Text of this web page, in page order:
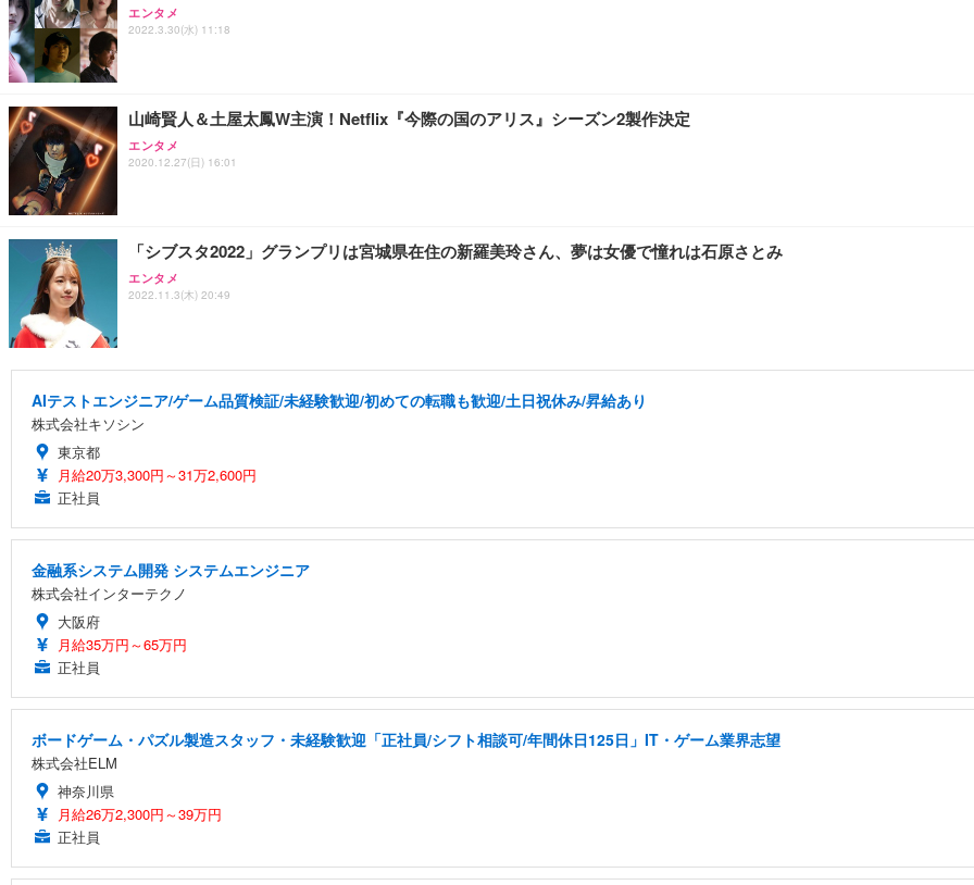
エンタメ
2022.3.30(水) 11:18
山崎賢人＆土屋太鳳W主演！Netflix『今際の国のアリス』シーズン2製作決定
エンタメ
2020.12.27(日) 16:01
「シブスタ2022」グランプリは宮城県在住の新羅美玲さん、夢は女優で憧れは石原さとみ
エンタメ
2022.11.3(木) 20:49
AIテストエンジニア/ゲーム品質検証/未経験歓迎/初めての転職も歓迎/土日祝休み/昇給あり
株式会社キソシン
東京都
月給20万3,300円～31万2,600円
正社員
金融系システム開発 システムエンジニア
株式会社インターテクノ
大阪府
月給35万円～65万円
正社員
ボードゲーム・パズル製造スタッフ・未経験歓迎「正社員/シフト相談可/年間休日125日」IT・ゲーム業界志望
株式会社ELM
神奈川県
月給26万2,300円～39万円
正社員